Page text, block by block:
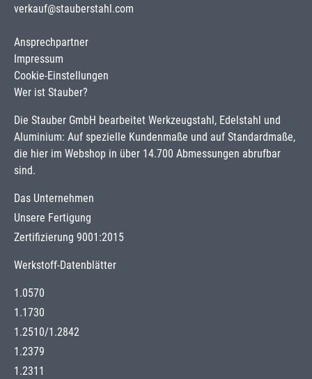
verkauf@stauberstahl.com
Ansprechpartner
Impressum
Cookie-Einstellungen
Wer ist Stauber?
Die Stauber GmbH bearbeitet Werkzeugstahl, Edelstahl und
Aluminium: Auf spezielle Kundenmaße und auf Standardmaße,
die hier im Webshop in über 14.700 Abmessungen abrufbar
sind.
Das Unternehmen
Unsere Fertigung
Zertifizierung 9001:2015
Werkstoff-Datenblätter
1.0570
1.1730
1.2510/1.2842
1.2379
1.2311